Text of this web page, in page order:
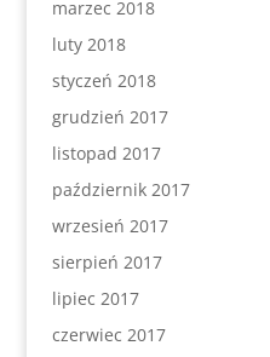
marzec 2018
luty 2018
styczeń 2018
grudzień 2017
listopad 2017
październik 2017
wrzesień 2017
sierpień 2017
lipiec 2017
czerwiec 2017